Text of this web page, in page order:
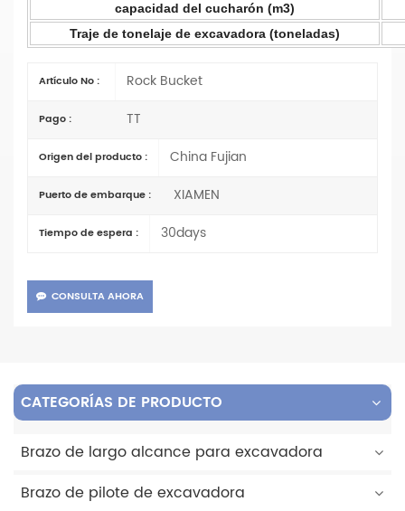
capacidad del cucharón (m3)
Traje de tonelaje de excavadora (toneladas)
Artículo No : Rock Bucket
Pago : TT
Origen del producto : China Fujian
Puerto de embarque : XIAMEN
Tiempo de espera : 30days
CONSULTA AHORA
CATEGORÍAS DE PRODUCTO
Brazo de largo alcance para excavadora
Brazo de pilote de excavadora